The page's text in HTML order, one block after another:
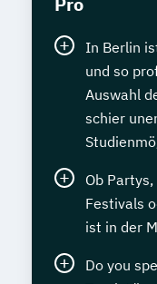
In Berlin
und so
Auswahl
schier
Ob
Festivals
ist in der
Do you